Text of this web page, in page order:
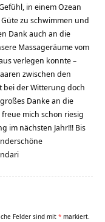
in einem Ozean
zu schwimmen und
Dank auch an die
Massageräume vom
verlegen konnte –
zwischen den
der Witterung doch
Danke an die
mich schon riesig
im nächsten Jahr!!! Bis
Felder sind mit * markiert.